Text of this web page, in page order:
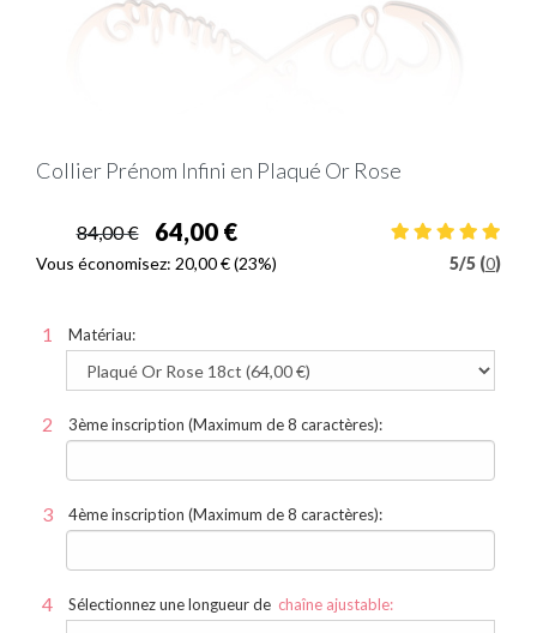
Collier Prénom Infini en Plaqué Or Rose
84,00 € 64,00 €
Vous économisez: 20,00 €(23%) 5/5 (0)
Matériau:
3ème inscription (Maximum de 8 caractères):
4ème inscription (Maximum de 8 caractères):
Sélectionnez une longueur de chaîne ajustable: